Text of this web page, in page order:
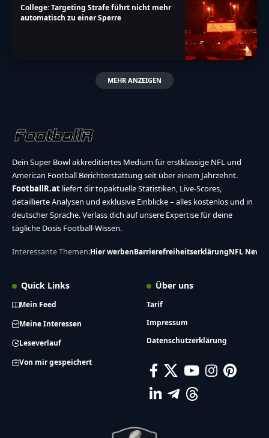
College: Targeting Strafe führt nicht mehr
automatisch zu einer Sperre
MEHR ANZEIGEN
Dein Super Bowl akkreditiertes Medium für erstklassige NFL und
American Football Berichterstattung seit über einem Jahrzehnt.
FootballR.at liefert dir topaktuelle Statistiken, Live-Scores,
detaillierte Analysen und exklusive Einblicke – alles kostenlos und in
deutscher Sprache. Verlass dich auf unsere Expertise für deine
tägliche Dosis Football-Wissen.
Interessante Themen:Hier werbenBarrierefreiheitserklärungNFL News
Quick Links
Mein Feed
Meine Interessen
Leseverlauf
Von mir gespeichert
Über uns
Tarif
Impressum
Datenschutzerklärung